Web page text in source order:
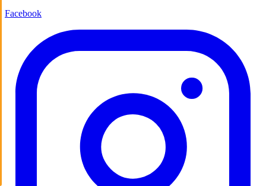
Facebook